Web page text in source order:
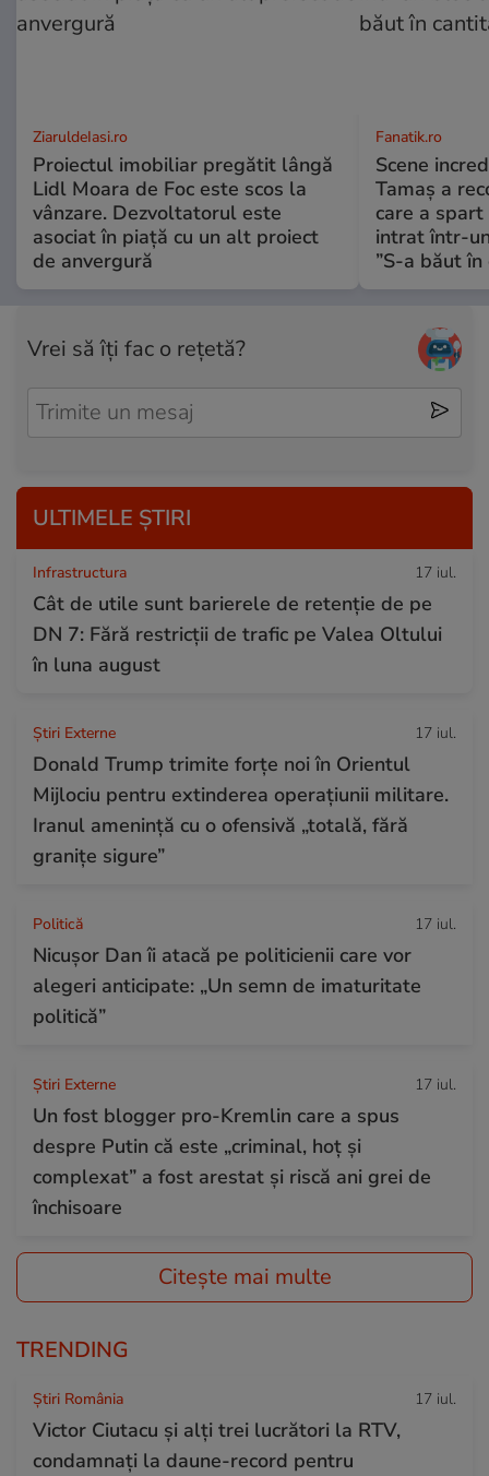
ZiaruldeIasi.ro
Proiectul imobiliar pregătit lângă
Lidl Moara de Foc este scos la
vânzare. Dezvoltatorul este
asociat în piață cu un alt proiect
de anvergură
Fanatik.ro
Scene
Tamaș a
care a
intrat într-
”S-a băut
Vrei să îți fac o rețetă?
ULTIMELE ȘTIRI
Infrastructura 17 iul.
Cât de utile sunt barierele de retenție de pe
DN 7: Fără restricții de trafic pe Valea Oltului
în luna august
Știri Externe 17 iul.
Donald Trump trimite forțe noi în Orientul
Mijlociu pentru extinderea operațiunii militare.
Iranul amenință cu o ofensivă „totală, fără
granițe sigure”
Politică 17 iul.
Nicușor Dan îi atacă pe politicienii care vor
alegeri anticipate: „Un semn de imaturitate
politică”
Știri Externe 17 iul.
Un fost blogger pro-Kremlin care a spus
despre Putin că este „criminal, hoț și
complexat” a fost arestat și riscă ani grei de
închisoare
Citește mai multe
TRENDING
Știri România 17 iul.
Victor Ciutacu și alți trei lucrători la RTV,
condamnați la daune-record pentru